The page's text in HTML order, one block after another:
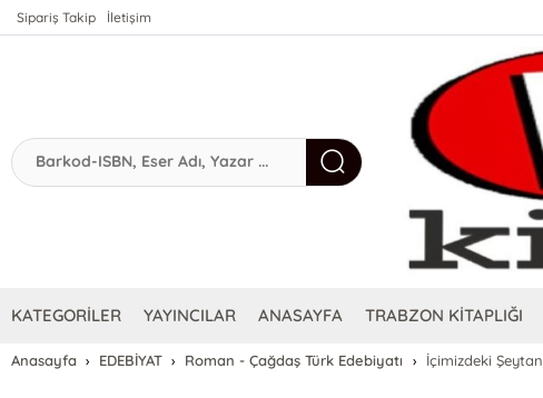
Sipariş Takip İletişim
KATEGORİLER YAYINCILAR ANASAYFA TRABZON KİTAPLIĞI
Anasayfa EDEBİYAT Roman - Çağdaş Türk Edebiyatı İçimizdeki Şeytan